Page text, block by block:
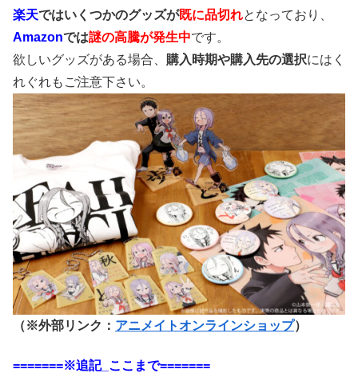
楽天ではいくつかのグッズが既に品切れとなっており、
Amazonでは謎の高騰が発生中です。
欲しいグッズがある場合、 購入時期や購入先の選択にはく
れぐれもご注意下さい。
（※外部リンク： アニメイトオンラインショップ）
=======※追記_ここまで=======